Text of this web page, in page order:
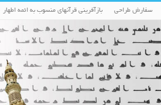
سفارش طراحی بازآفرینی قرآنهای منسوب به ائمه اطهار